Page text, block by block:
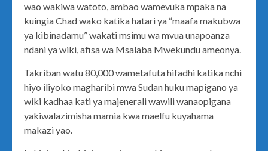
wao wakiwa watoto, ambao wamevuka mpaka na
kuingia Chad wako katika hatari ya “maafa makubwa
ya kibinadamu” wakati msimu wa mvua unapoanza
ndani ya wiki, afisa wa Msalaba Mwekundu ameonya.
Takriban watu 80,000 wametafuta hifadhi katika nchi
hiyo iliyoko magharibi mwa Sudan huku mapigano ya
wiki kadhaa kati ya majenerali wawili wanaopigana
yakiwalazimisha mamia kwa maelfu kuyahama
makazi yao.